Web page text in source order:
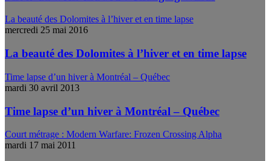
La beauté des Dolomites à l’hiver et en time lapse
mercredi 25 mai 2016
La beauté des Dolomites à l’hiver et en time lapse
Time lapse d’un hiver à Montréal – Québec
mardi 30 avril 2013
Time lapse d’un hiver à Montréal – Québec
Court métrage : Modern Warfare: Frozen Crossing Alpha
mardi 17 mai 2011